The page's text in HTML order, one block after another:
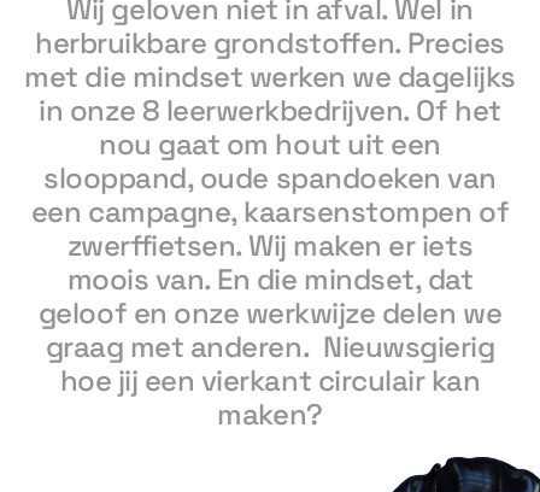
Wij geloven niet in afval. Wel in
herbruikbare grondstoffen. Precies
met die mindset werken we dagelijks
in onze 8 leerwerkbedrijven. Of het
nou gaat om hout uit een
slooppand, oude spandoeken van
een campagne, kaarsenstompen of
zwerffietsen. Wij maken er iets
moois van. En die mindset, dat
geloof en onze werkwijze delen we
graag met anderen. Nieuwsgierig
hoe jij een vierkant circulair kan
maken?